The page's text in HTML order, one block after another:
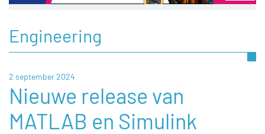
Engineering
2 september 2024
Nieuwe release van
MATLAB en Simulink